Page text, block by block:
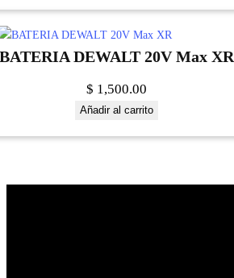
DEWALT 20V Max XR
$ 1,500.00
Añadir al carrito